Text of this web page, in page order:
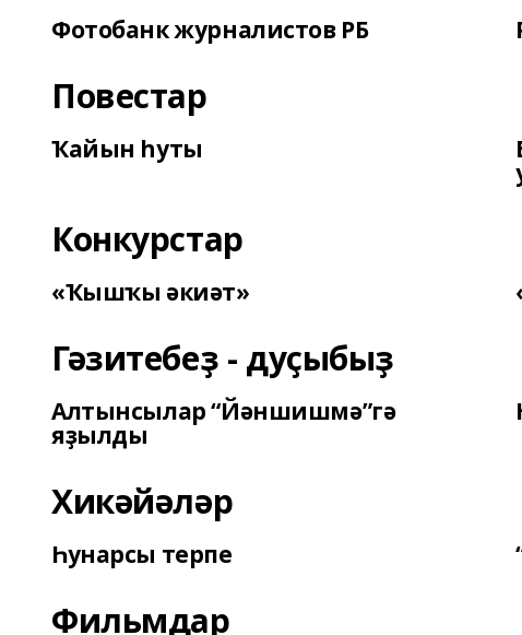
Фотобанк журналистов РБ
Повестар
Ҡайын һуты
Конкурстар
«Ҡышҡы әкиәт»
Гәзитебеҙ - дуҫыбыҙ
Алтынсылар “Йәншишмә”гә
яҙылды
Хикәйәләр
Һунарсы терпе
Фильмдар